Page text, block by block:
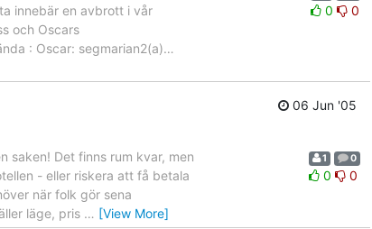
innebär en avbrott i vår
och Oscars
: Oscar: segmarian2(a)…
0 0
06 Jun '05
saken! Det finns rum kvar, men
- eller riskera att få betala
när folk gör sena
läge, pris … [View More]
1 0
0 0